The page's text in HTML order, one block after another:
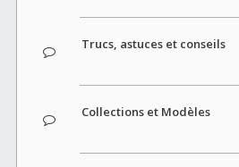
Trucs, astuces et conseils
Collections et Modèles